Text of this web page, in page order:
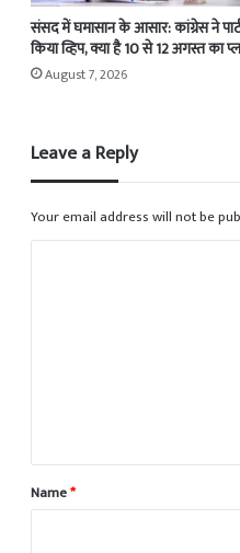
संसद में घमासान के आसार: कांग्रेस ने
किया व्हिप, क्या है 10 से 12 अगस्त का
August 7, 2026
Leave a Reply
Your email address will not be
*
Name*